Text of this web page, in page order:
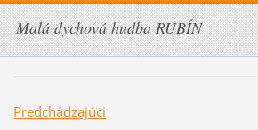
Malá dychová hudba RUBÍN
Predchádzajúci